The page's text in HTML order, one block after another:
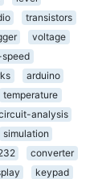
transistors
voltage
arduino
temperature
analysis
simulation
converter
keypad